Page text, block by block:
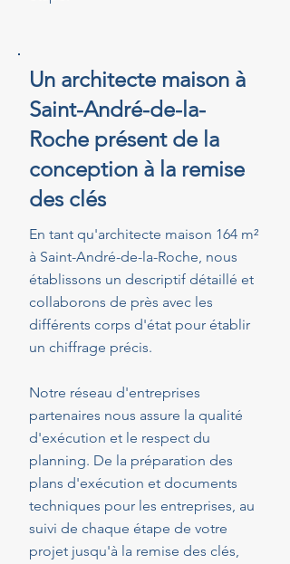
Un architecte maison à
Saint-André-de-la-
Roche présent de la
conception à la remise
des clés
En tant qu'architecte maison 164 m²
à Saint-André-de-la-Roche, nous
établissons un descriptif détaillé et
collaborons de près avec les
différents corps d'état pour établir
un chiffrage précis.
Notre réseau d'entreprises
partenaires nous assure la qualité
d'exécution et le respect du
planning. De la préparation des
plans d'exécution et documents
techniques pour les entreprises, au
suivi de chaque étape de votre
projet jusqu'à la remise des clés,